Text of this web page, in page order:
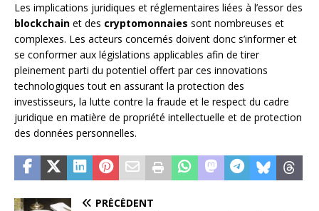
Les implications juridiques et réglementaires liées à l’essor des
blockchain et des cryptomonnaies sont nombreuses et
complexes. Les acteurs concernés doivent donc s’informer et
se conformer aux législations applicables afin de tirer
pleinement parti du potentiel offert par ces innovations
technologiques tout en assurant la protection des
investisseurs, la lutte contre la fraude et le respect du cadre
juridique en matière de propriété intellectuelle et de protection
des données personnelles.
PRÉCÉDENT